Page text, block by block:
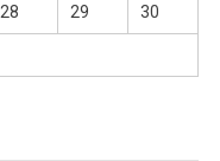
28 29 30